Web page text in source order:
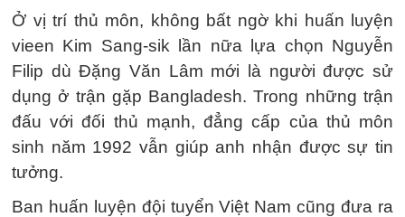
Ở vị trí thủ môn, không bất ngờ khi huấn luyện
vieen Kim Sang-sik lần nữa lựa chọn Nguyễn
Filip dù Đặng Văn Lâm mới là người được sử
dụng ở trận gặp Bangladesh. Trong những trận
đấu với đối thủ mạnh, đẳng cấp của thủ môn
sinh năm 1992 vẫn giúp anh nhận được sự tin
tưởng.
Ban huấn luyện đội tuyển Việt Nam cũng đưa ra